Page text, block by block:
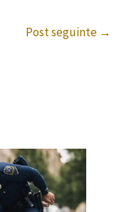
Post seguinte →